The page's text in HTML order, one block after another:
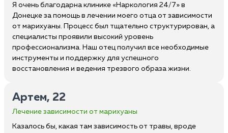
Я очень благодарна клинике «Наркология 24/7» в
Донецке за помощь в лечении моего отца от зависимости
от марихуаны. Процесс был тщательно структурирован, а
специалисты проявили высокий уровень
профессионализма. Наш отец получил все необходимые
инструменты и поддержку для успешного
восстановления и ведения трезвого образа жизни.
Артем, 22
Лечение зависимости от марихуаны
Казалось бы, какая там зависимость от травы, вроде